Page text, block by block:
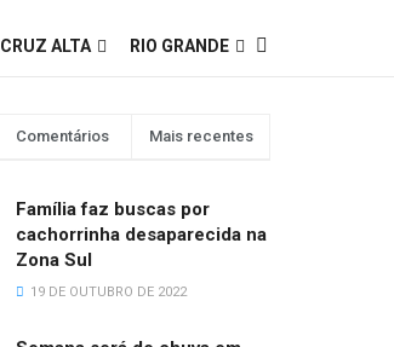
CRUZ ALTA RIO GRANDE
Comentários Mais recentes
Família faz buscas por
cachorrinha desaparecida na
Zona Sul
19 DE OUTUBRO DE 2022